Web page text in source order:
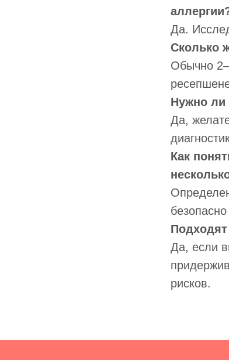
Да.
Сколько
Обычно
Нужно ли
Да,
Как
Да, если
рисков.